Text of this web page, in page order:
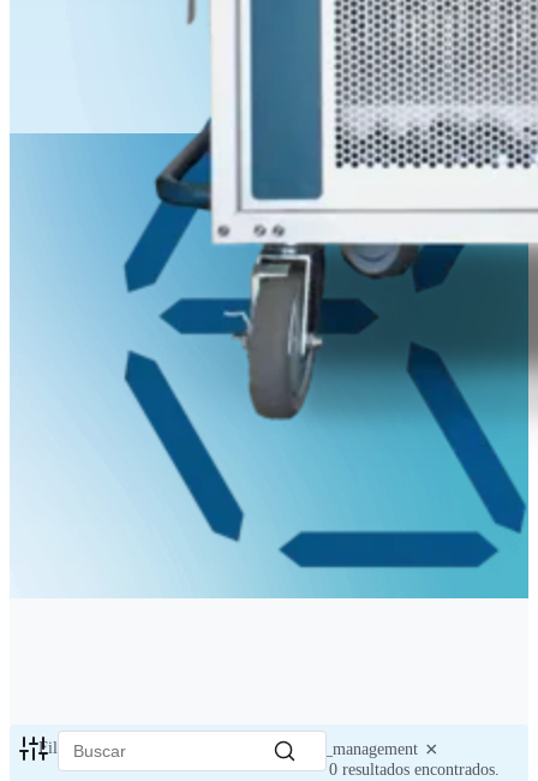
Filtros activos: multi-device_charging_and_management ×
0 resultados encontrados.